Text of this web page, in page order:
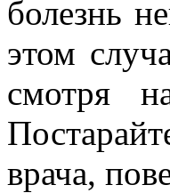
болезнь
этом
смотря
врача,